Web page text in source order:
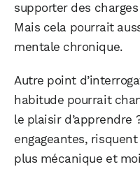
supporter des
Mais cela pourrait
mentale chronique.
Autre point
habitude pourrait
le plaisir d’apprendre
engageantes,
plus mécanique et
Facebook